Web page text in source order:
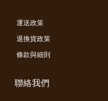
運送政策
退換貨政策
條款與細則
聯絡我們